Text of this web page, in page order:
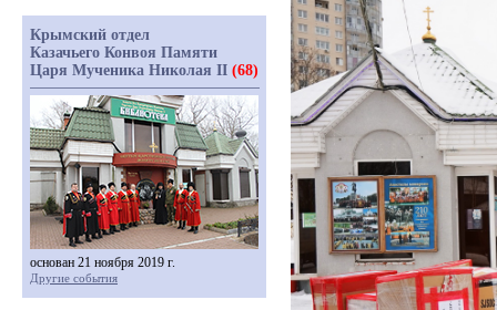
Крымский отдел
Казачьего Конвоя Памяти
Царя Мученика Николая II (68)
основан 21 ноября 2019 г.
Другие события